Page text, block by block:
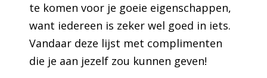
te komen voor je goeie eigenschappen,
want iedereen is zeker wel goed in iets.
Vandaar deze lijst met complimenten
die je aan jezelf zou kunnen geven!